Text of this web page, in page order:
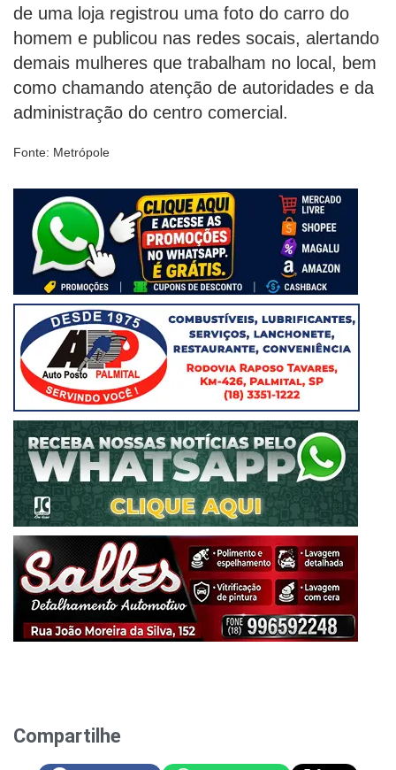
de uma loja registrou uma foto do carro do
homem e publicou nas redes socais, alertando
demais mulheres que trabalham no local, bem
como chamando atenção de autoridades e da
administração do centro comercial.
Fonte: Metrópole
Compartilhe